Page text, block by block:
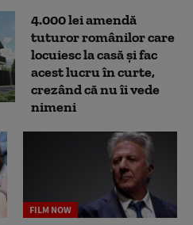
4.000 lei amendă
tuturor românilor care
locuiesc la casă și fac
acest lucru în curte,
crezând că nu îi vede
nimeni
FILM NOW